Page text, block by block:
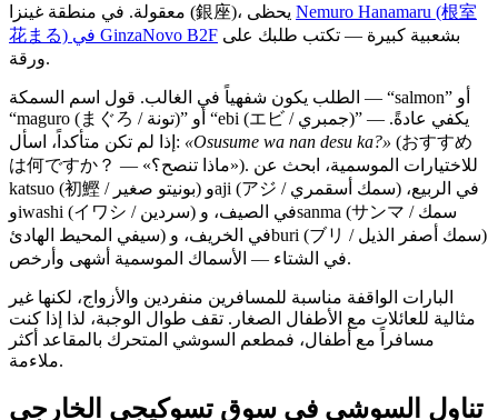
Nemuro Hanamaru (根室
花まる) في GinzaNovo B2F
ورقة.
الطلب يكون شفهياً في الغالب. قول اسم السمكة — “salmon” أو
“maguro (まぐろ / تونة)” أو “ebi (エビ / جمبري)” — يكفي عادةً.
إذا لم تكن متأكداً، اسأل: «Osusume wa nan desu ka?» (おすすめ
は何ですか？ — «ماذا تنصح؟»). للاختيارات الموسمية، ابحث عن
katsuo (初鰹 / بونيتو صغير) وaji (アジ / سمك أسقمري) في الربيع،
وiwashi (イワシ / سردين) في الصيف، وsanma (サンマ / سمك
سيفي المحيط الهادئ) في الخريف، وburi (ブリ / سمك أصفر الذيل)
في الشتاء — الأسماك الموسمية أشهى وأرخص.
البارات الواقفة مناسبة للمسافرين منفردين والأزواج، لكنها غير
مثالية للعائلات مع الأطفال الصغار. تقف طوال الوجبة، لذا إذا كنت
مسافراً مع أطفال، فمطعم السوشي المتحرك بالمقاعد أكثر
ملاءمة.
تناول السوشي في سوق تسوكيجي الخارجي